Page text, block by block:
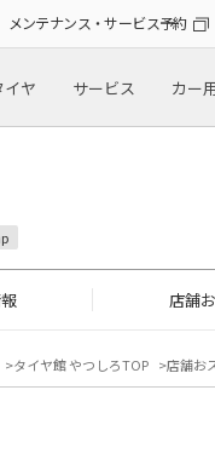
メンテナンス・サービス予約
イヤ サービス カー
店舗
タイヤ館 やつしろTOP 店舗お